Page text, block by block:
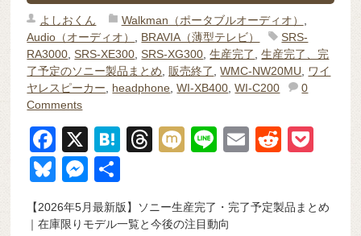
よしおくん Walkman（ポータブルオーディオ）
Audio（オーディオ）
BRAVIA（薄型テレビ）
SRS-
RA3000 ,SRS-XE300 ,SRS-XG300 ,生産完了 ,生産完了、完
了予定のソニー製品まとめ
販売終了 ,WMC-NW20MU
ワイ
ヤレスピーカー
headphone ,WI-XB400 ,WI-C200
0
Comments
F
a
c
e
X
H
n
T
a
M
Li
E
R
di et
Bl
u
e
M
e
ss
有
【2026年5月最新版】ソニー生産完了・完了予定製品まとめ
｜在庫限りモデル一覧と今後の注目動向